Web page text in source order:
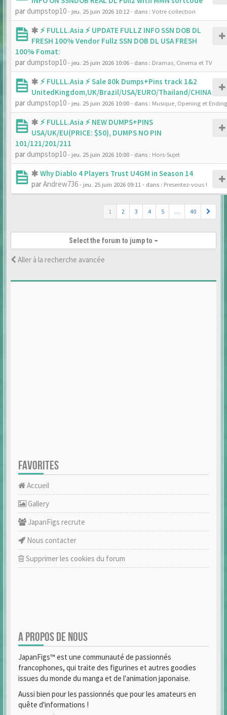
par dumpstop10- jeu. 25 juin 2026 10:12- dans : Votre collection
⚡ FULLL.Asia ⚡ UPDATE FULLZ INFO SSN DOB DL
FRESH 100% Vendor Fullz SSN DOB DL USA FRESH
100% Fomat:
par dumpstop10- jeu. 25 juin 2026 10:06- dans : Dramas, Cinema et TV
⚡ FULLL.Asia ⚡ Sale 80k Dumps+Pins track 1&2
UnitedKingdom,UK/Brazil/USA/EURO/Thailand/CHINA
par dumpstop10- jeu. 25 juin 2026 10:00- dans : Musique, Opening et Ending
⚡ FULLL.Asia ⚡ NEW DUMPS+PINS
USA/UK/EU(PRICE: $50), DUMPS NO PIN
101/121/201/211
par dumpstop10- jeu. 25 juin 2026 10:00- dans : Hors-Sujet
Why Diablo 4 Players Trust U4GM in Season 14
parAndrew736- jeu. 25 juin 2026 09:11 - dans : Presentez-vous !
1 2 3 4 5 … 40
Select the forum to jump to
Aller à la recherche avancée
FAVORITES
Accueil
Gallery
JapanFigs recrute
Nous contacter
Supprimer les cookies du forum
A PROPOS DE NOUS
JapanFigs™ est une communauté de passionnés
francophones, qui traite des figurines et autres goodies
issues du monde du manga et de l'animation japonaise.
Aussi bien pour les passionnés que pour les amateurs en
quête d'informations !